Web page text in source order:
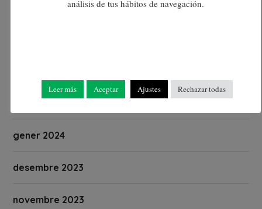
gener 2024
desembre 2023
novembre 2023
análisis de tus hábitos de navegación.
Leer más Aceptar Ajustes Rechazar todas